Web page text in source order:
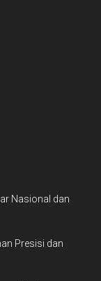
Nasional dan
Presisi dan